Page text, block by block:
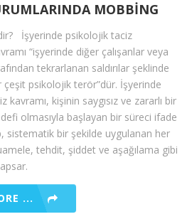
MOBBING
İşyerinde psikolojik taciz
“işyerinde diğer çalışanlar veya
tekrarlanan saldırılar şeklinde
çeşit psikolojik terör”dür. İşyerinde
kav­ramı, kişinin saygısız ve zararlı bir
olmasıyla baş­layan bir süreci ifade
sistematik bir şekilde uygulanan her
tehdit, şiddet ve aşağılama gibi
...